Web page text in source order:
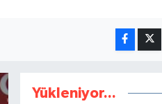
Yükleniyor...